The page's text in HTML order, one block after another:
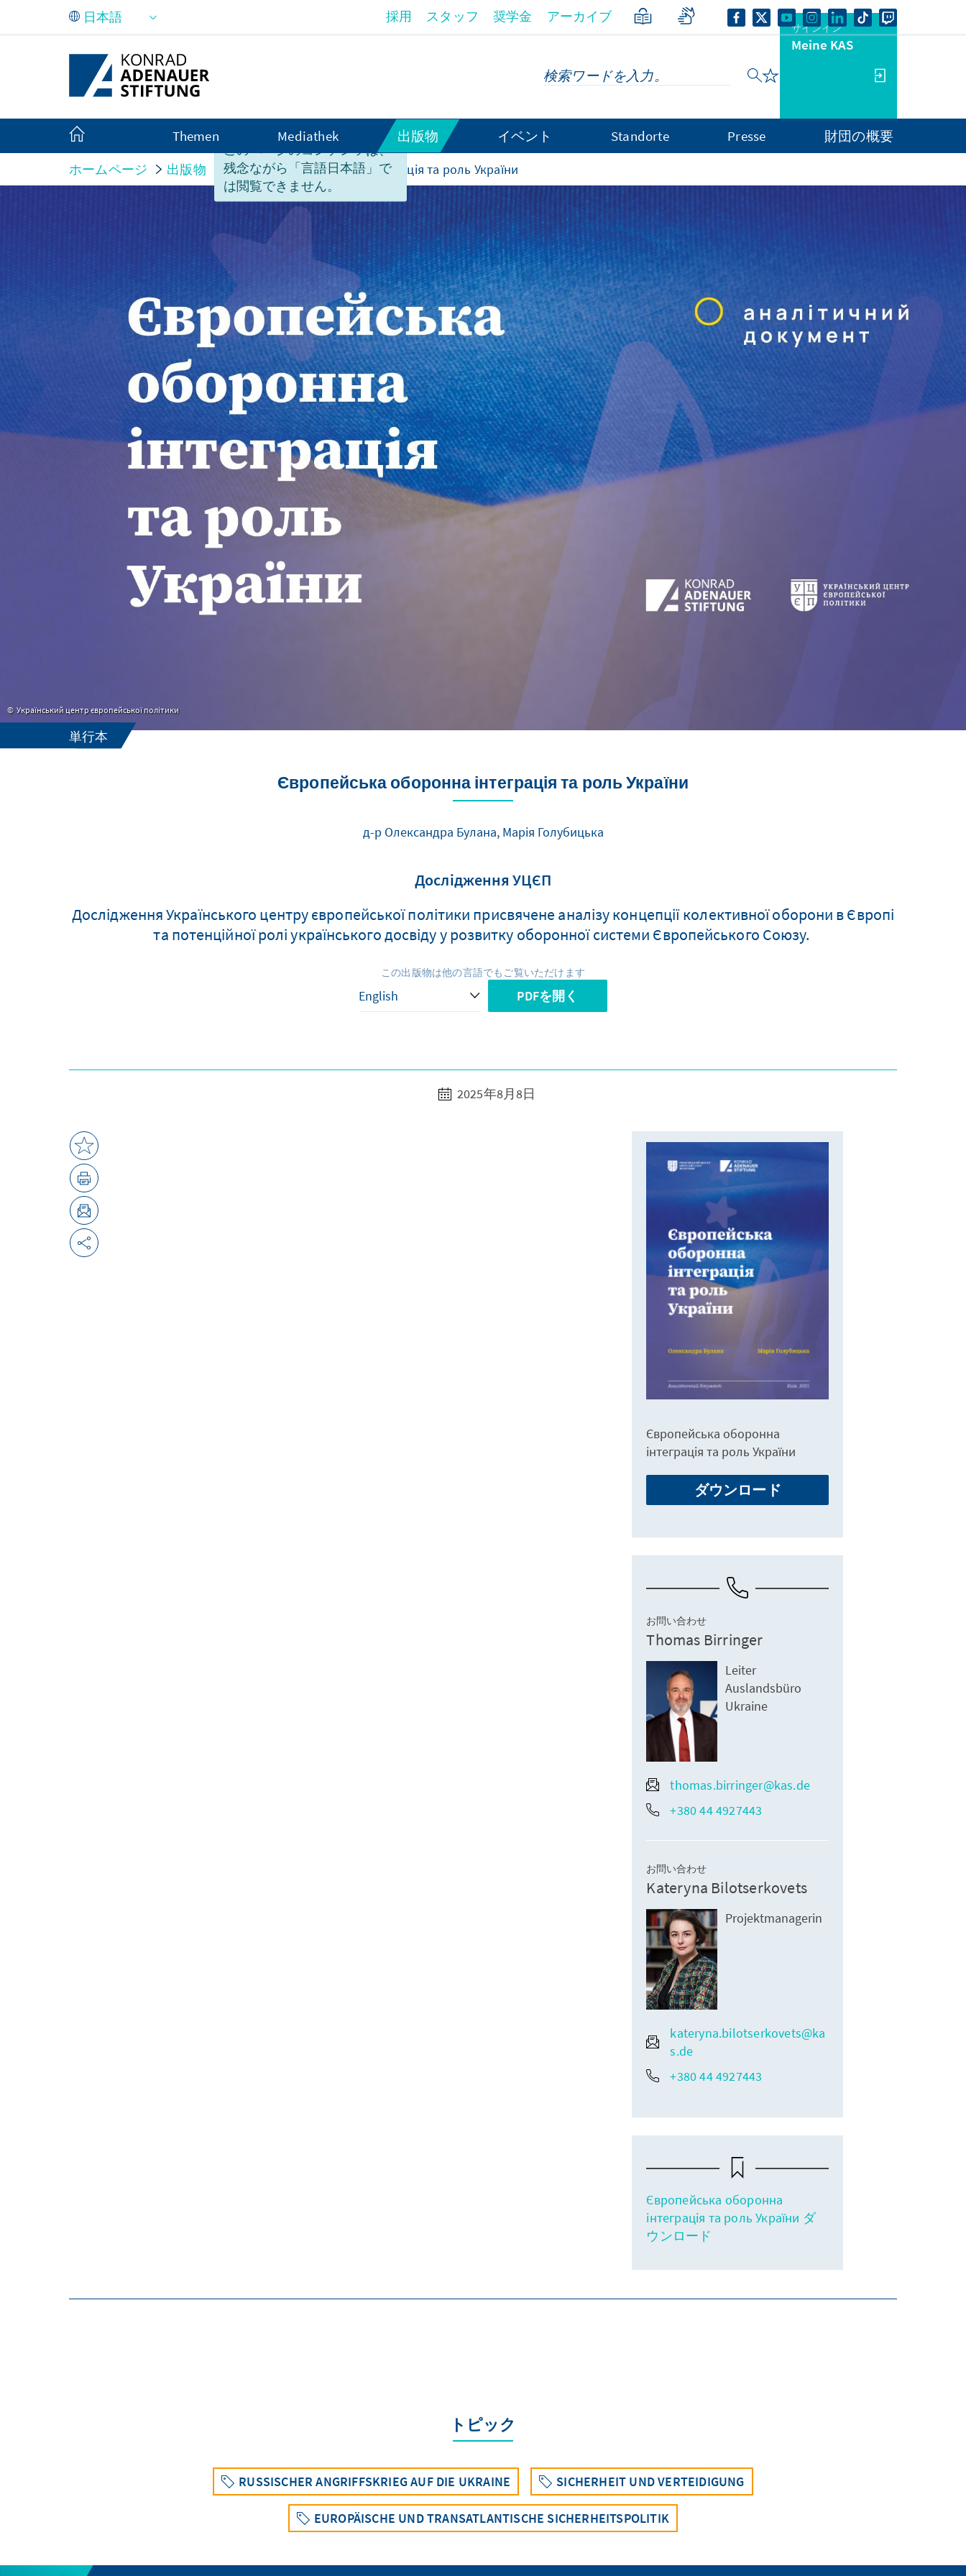
メインコンテンツにスキップ
このページのコンテンツは、
残念ながら「言語日本語」で
は閲覧できません。
採用 スタッフ 奨学金 アーカイブ
サインイン
Meine KAS
Themen Mediathek 出版物 イベント Standorte Presse 財団の概要
ホームページ 出版物 Європейська оборонна інтеграція та роль України
Український центр європейської політики
単行本
Європейська оборонна інтеграція та роль України
д-р Олександра Булана, Марія Голубицька
Дослідження УЦЄП
Дослідження Українського центру європейської політики присвячене аналізу концепції колективної оборони в Європі
та потенційної ролі українського досвіду у розвитку оборонної системи Європейського Союзу.
この出版物は他の言語でもご覧いただけます
PDFを開く
2025年8月8日
Європейська оборонна
інтеграція та роль України
ダウンロード
お問い合わせ
Thomas Birringer
Leiter
Auslandsbüro
Ukraine
thomas.birringer@kas.de
+380 44 4927443
お問い合わせ
Kateryna Bilotserkovets
Projektmanagerin
kateryna.bilotserkovets@ka
s.de
+380 44 4927443
Європейська оборонна
інтеграція та роль України ダ
ウンロード
トピック
RUSSISCHER ANGRIFFSKRIEG AUF DIE UKRAINE SICHERHEIT UND VERTEIDIGUNG
EUROPÄISCHE UND TRANSATLANTISCHE SICHERHEITSPOLITIK